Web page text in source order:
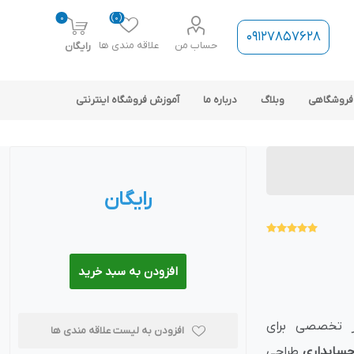
09127857628 حساب من علاقه مندی ها
(0)
0
رایگان
ارتباط فروشگاه با نرم افزار
وبلاگ درباره ما آموزش فروشگاه اینترنتی
تخصصی برای
رایگان
افزودن به سبد خرید
افزودن به لیست علاقه مندی ها